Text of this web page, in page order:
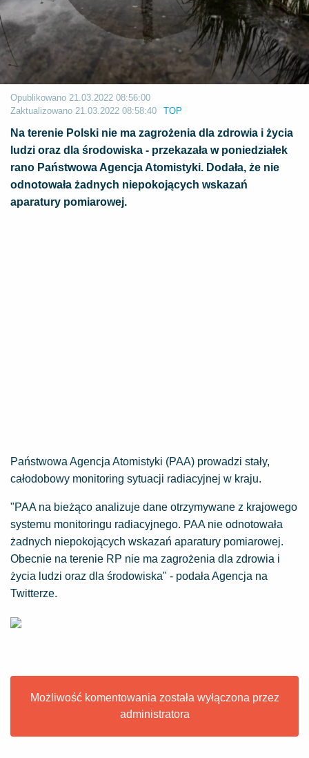
Opublikowano 21.03.2022 08:56:00
Zaktualizowano 21.03.2022 08:58:40 TOP
Na terenie Polski nie ma zagrożenia dla zdrowia i życia
ludzi oraz dla środowiska - przekazała w poniedziałek
rano Państwowa Agencja Atomistyki. Dodała, że nie
odnotowała żadnych niepokojących wskazań
aparatury pomiarowej.
Państwowa Agencja Atomistyki (PAA) prowadzi stały,
całodobowy monitoring sytuacji radiacyjnej w kraju.
"PAA na bieżąco analizuje dane otrzymywane z krajowego
systemu monitoringu radiacyjnego. PAA nie odnotowała
żadnych niepokojących wskazań aparatury pomiarowej.
Obecnie na terenie RP nie ma zagrożenia dla zdrowia i
życia ludzi oraz dla środowiska" - podała Agencja na
Twitterze.
Możliwość komentowania została wyłączona przez
administratora